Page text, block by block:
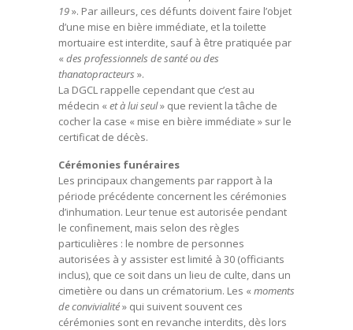
19». Par ailleurs, ces défunts doivent faire l’objet
d’une mise en bière immédiate, et la toilette
mortuaire est interdite, sauf à être pratiquée par
« des professionnels de santé ou des
thanatopracteurs ».
La DGCL rappelle cependant que c’est au
médecin « et à lui seul» que revient la tâche de
cocher la case « mise en bière immédiate » sur le
certificat de décès.
Cérémonies funéraires
Les principaux changements par rapport à la
période précédente concernent les cérémonies
d’inhumation. Leur tenue est autorisée pendant
le confinement, mais selon des règles
particulières : le nombre de personnes
autorisées à y assister est limité à 30 (officiants
inclus), que ce soit dans un lieu de culte, dans un
cimetière ou dans un crématorium. Les « moments
de convivialité» qui suivent souvent ces
cérémonies sont en revanche interdits, dès lors